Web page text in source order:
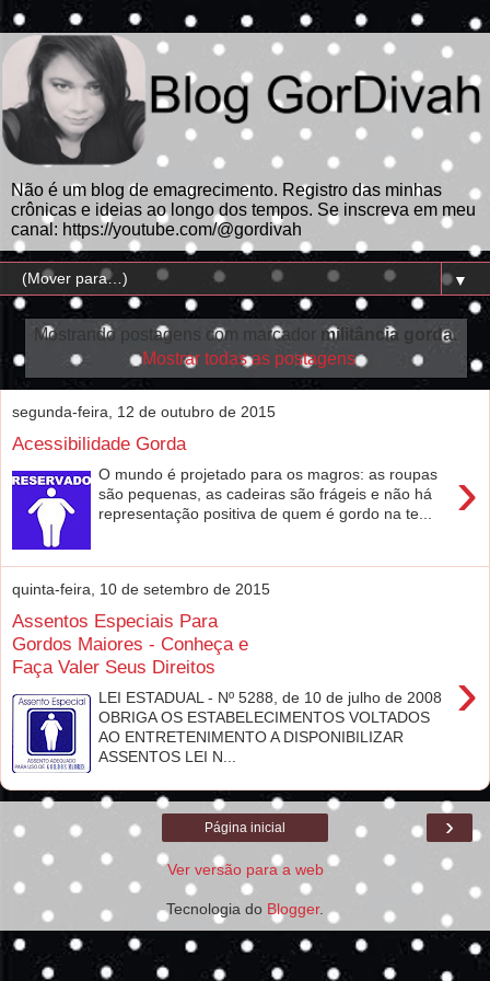
Não é um blog de emagrecimento. Registro das minhas
crônicas e ideias ao longo dos tempos. Se inscreva em meu
canal: https://youtube.com/@gordivah
▼
Mostrando postagens com marcador militância gorda.
Mostrar todas as postagens
segunda-feira, 12 de outubro de 2015
Acessibilidade Gorda
›
O mundo é projetado para os magros: as roupas
são pequenas, as cadeiras são frágeis e não há
representação positiva de quem é gordo na te...
quinta-feira, 10 de setembro de 2015
Assentos Especiais Para
Gordos Maiores - Conheça e
Faça Valer Seus Direitos
›
LEI ESTADUAL - Nº 5288, de 10 de julho de 2008
OBRIGA OS ESTABELECIMENTOS VOLTADOS
AO ENTRETENIMENTO A DISPONIBILIZAR
ASSENTOS LEI N...
›
Página inicial
Ver versão para a web
Tecnologia do Blogger.